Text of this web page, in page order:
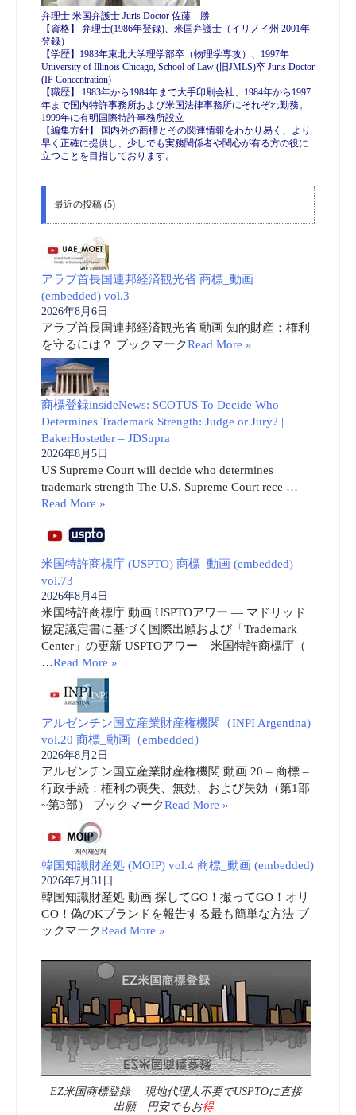
弁理士 米国弁護士 Juris Doctor 佐藤 勝
【資格】 弁理士(1986年登録)、米国弁護士（イリノイ州 2001年
登録）
【学歴】1983年東北大学理学部卒（物理学専攻）、1997年
University of Illinois Chicago, School of Law (旧JMLS)卒 Juris Doctor
(IP Concentration)
【職歴】 1983年から1984年まで大手印刷会社、1984年から1997
年まで国内特許事務所および米国法律事務所にそれぞれ勤務。
1999年に有明国際特許事務所設立
【編集方針】 国内外の商標とその関連情報をわかり易く、より
早く正確に提供し、少しでも実務関係者や関心が有る方の役に
立つことを目指しております。
最近の投稿 (5)
アラブ首長国連邦経済観光省 商標_動画
(embedded) vol.3
2026年8月6日
アラブ首長国連邦経済観光省 動画 知的財産：権利
を守るには？ ブックマークRead More »
商標登録insideNews: SCOTUS To Decide Who
Determines Trademark Strength: Judge or Jury? |
BakerHostetler – JDSupra
2026年8月5日
US Supreme Court will decide who determines
trademark strength The U.S. Supreme Court rece …
Read More »
米国特許商標庁 (USPTO) 商標_動画 (embedded)
vol.73
2026年8月4日
米国特許商標庁 動画 USPTOアワー ― マドリッド
協定議定書に基づく国際出願および「Trademark
Center」の更新 USPTOアワー – 米国特許商標庁（
…Read More »
アルゼンチン国立産業財産権機関（INPI Argentina)
vol.20 商標_動画（embedded）
2026年8月2日
アルゼンチン国立産業財産権機関 動画 20 – 商標 –
行政手続：権利の喪失、無効、および失効（第1部
~第3部） ブックマークRead More »
韓国知識財産処 (MOIP) vol.4 商標_動画 (embedded)
2026年7月31日
韓国知識財産処 動画 探してGO！撮ってGO！オリ
GO！偽のKブランドを報告する最も簡単な方法 ブ
ックマークRead More »
EZ米国商標登録 現地代理人不要でUSPTOに直接
出願 円安でもお得